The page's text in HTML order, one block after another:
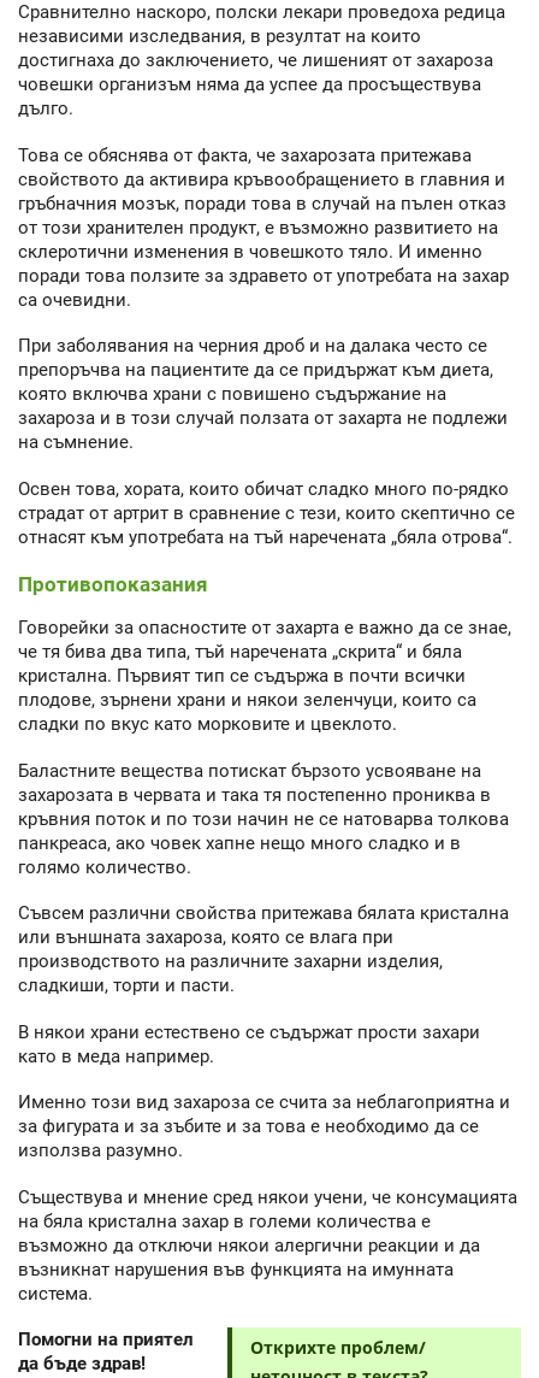
Сравнително наскоро, полски лекари проведоха редица
независими изследвания, в резултат на които
достигнаха до заключението, че лишеният от захароза
човешки организъм няма да успее да просъществува
дълго.
Това се обяснява от факта, че захарозата притежава
свойството да активира кръвообращението в главния и
гръбначния мозък, поради това в случай на пълен отказ
от този хранителен продукт, е възможно развитието на
склеротични изменения в човешкото тяло. И именно
поради това ползите за здравето от употребата на захар
са очевидни.
При заболявания на черния дроб и на далака често се
препоръчва на пациентите да се придържат към диета,
която включва храни с повишено съдържание на
захароза и в този случай ползата от захарта не подлежи
на съмнение.
Освен това, хората, които обичат сладко много по-рядко
страдат от артрит в сравнение с тези, които скептично се
отнасят към употребата на тъй наречената „бяла отрова“.
Противопоказания
Говорейки за опасностите от захарта е важно да се знае,
че тя бива два типа, тъй наречената „скрита“ и бяла
кристална. Първият тип се съдържа в почти всички
плодове, зърнени храни и някои зеленчуци, които са
сладки по вкус като морковите и цвеклото.
Баластните вещества потискат бързото усвояване на
захарозата в червата и така тя постепенно прониква в
кръвния поток и по този начин не се натоварва толкова
панкреаса, ако човек хапне нещо много сладко и в
голямо количество.
Съвсем различни свойства притежава бялата кристална
или външната захароза, която се влага при
производството на различните захарни изделия,
сладкиши, торти и пасти.
В някои храни естествено се съдържат прости захари
като в меда например.
Именно този вид захароза се счита за неблагоприятна и
за фигурата и за зъбите и за това е необходимо да се
използва разумно.
Съществува и мнение сред някои учени, че консумацията
на бяла кристална захар в големи количества е
възможно да отключи някои алергични реакции и да
възникнат нарушения във функцията на имунната
система.
Помогни на приятел
да бъде здрав!
Открихте проблем/